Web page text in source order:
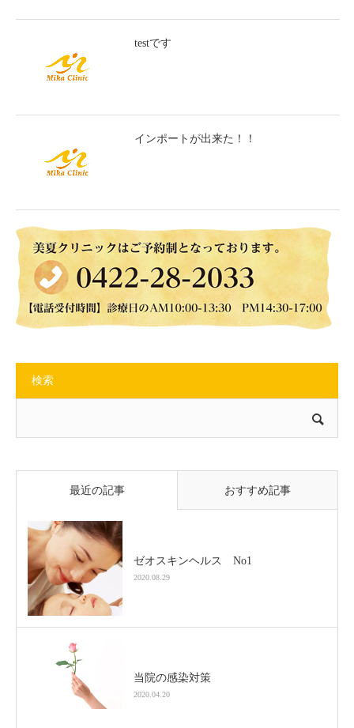
testです
インポートが出来た！！
検索
最近の記事 おすすめ記事
ゼオスキンヘルス No1
2020.08.29
当院の感染対策
2020.04.20